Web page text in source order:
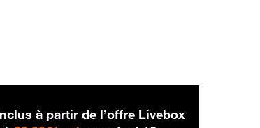
à partir de l’offre Livebox